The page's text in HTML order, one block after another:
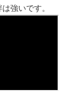
強いです。